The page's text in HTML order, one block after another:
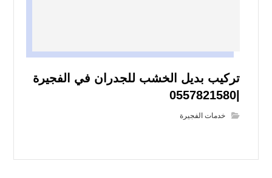
تركيب بديل الخشب للجدران في الفجيرة
|0557821580
خدمات الفجيرة